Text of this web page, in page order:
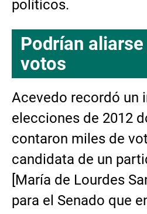
políticos.
Podrían
votos
Acevedo recordó un
elecciones de 2012
contaron miles de
candidata de un
[María de Lourdes
para el Senado que